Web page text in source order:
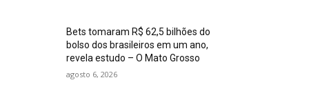
Bets tomaram R$ 62,5 bilhões do
bolso dos brasileiros em um ano,
revela estudo – O Mato Grosso
agosto 6, 2026